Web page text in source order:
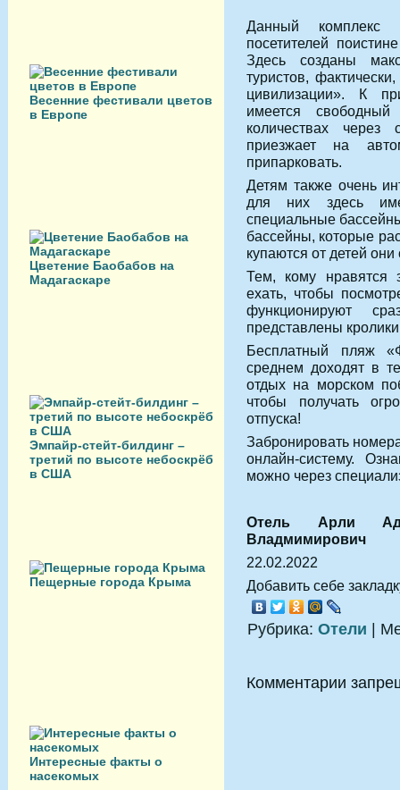
Весенние фестивали цветов
в Европе
Цветение Баобабов на
Мадагаскаре
Эмпайр-стейт-билдинг –
третий по высоте небоскрёб
в США
Пещерные города Крыма
Интересные факты о
насекомых
Данный комплекс
посетителей
Здесь созданы
туристов,
цивилизации». К
имеется
количествах
приезжает на
припарковать.
Детям также очень
для них здесь
специальные
бассейны, которые
купаются от детей они
Тем, кому нравятся
ехать, чтобы
функционируют
представлены
Бесплатный пляж
среднем доходят в
отдых на морском
чтобы получать
отпуска!
Забронировать
онлайн-систему.
можно через
Отель Арли
Владмимирович
22.02.2022
Добавить себе
Рубрика: Отели |
Комментарии